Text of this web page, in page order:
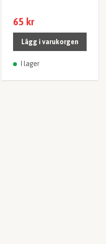
65 kr
Lägg i varukorgen
I lager